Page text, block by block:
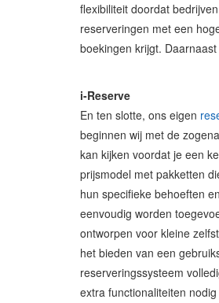
flexibiliteit doordat
reserveringen met een
boekingen krijgt.
i-Reserve
En ten slotte, ons eigen
beginnen wij met de
kan kijken voordat je een
prijsmodel met pakketten
hun specifieke behoeften
eenvoudig worden
ontworpen voor kleine
het bieden van een
reserveringssysteem
extra functionaliteiten